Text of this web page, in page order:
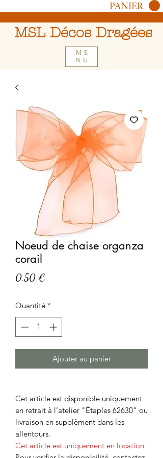
MSL Décos Dragées
ME
NU
PANIER
Noeud de chaise organza
corail
0,50 €
Quantité *
Ajouter au panier
Cet article est disponible uniquement
en retrait à l'atelier "Étaples 62630" ou
livraison en supplèment dans les
allentours.
Cet article est uniquement en location.